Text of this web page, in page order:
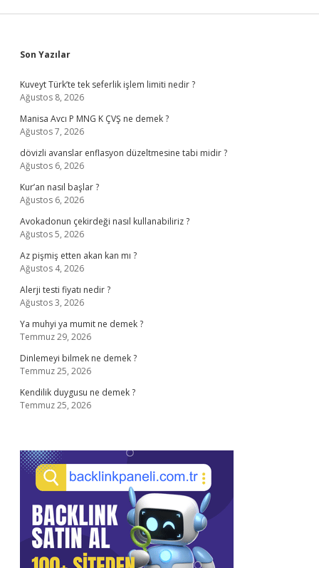
Sidebar
Son Yazılar
Kuveyt Türk’te tek seferlik işlem limiti nedir ?
Ağustos 8, 2026
Manisa Avcı P MNG K ÇVŞ ne demek ?
Ağustos 7, 2026
dövizli avanslar enflasyon düzeltmesine tabi midir ?
Ağustos 6, 2026
Kur’an nasıl başlar ?
Ağustos 6, 2026
Avokadonun çekirdeği nasıl kullanabiliriz ?
Ağustos 5, 2026
Az pişmiş etten akan kan mı ?
Ağustos 4, 2026
Alerji testi fiyatı nedir ?
Ağustos 3, 2026
Ya muhyi ya mumit ne demek ?
Temmuz 29, 2026
Dinlemeyi bilmek ne demek ?
Temmuz 25, 2026
Kendilik duygusu ne demek ?
Temmuz 25, 2026